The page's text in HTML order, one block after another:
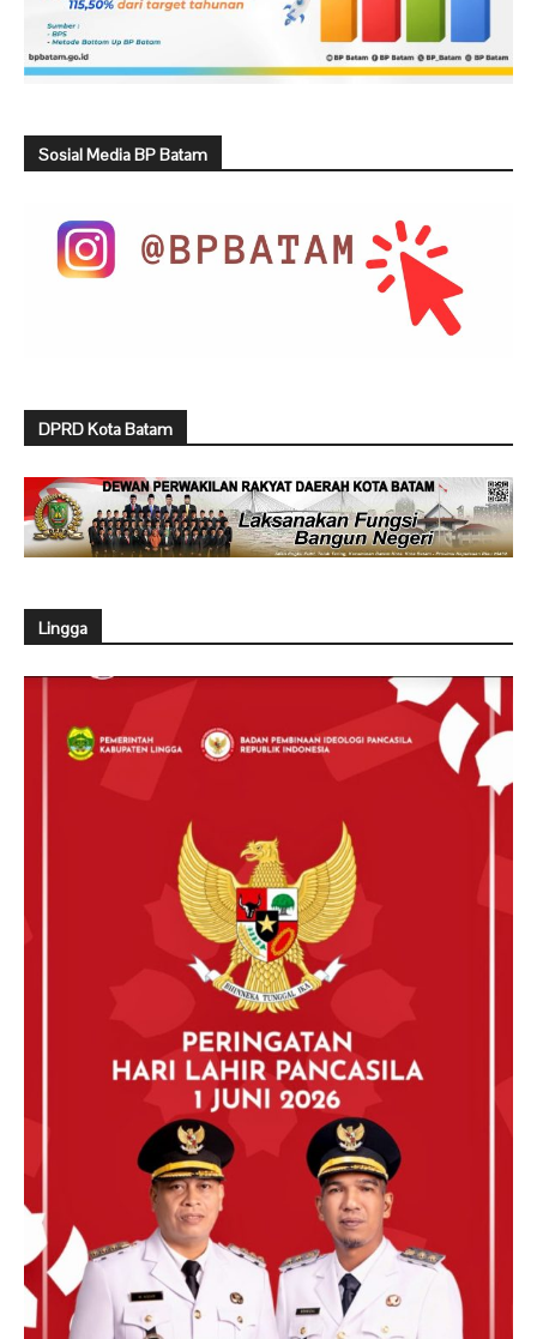
Sosial Media BP Batam
DPRD Kota Batam
Lingga